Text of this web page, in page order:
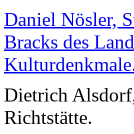
Daniel Nösler,
Bracks des
Dietrich
Richtstätte.